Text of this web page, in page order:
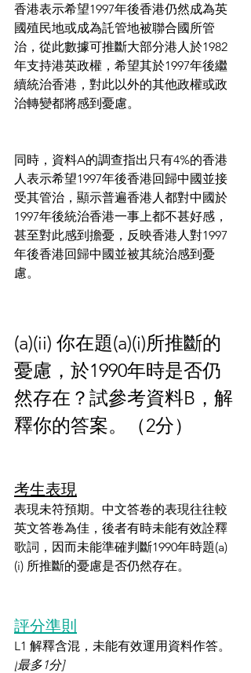
香港表示希望1997年後香港仍然成為英
國殖民地或成為託管地被聯合國所管
治，從此數據可推斷大部分港人於1982
年支持港英政權，希望其於1997年後繼
續統治香港，對此以外的其他政權或政
治轉變都將感到憂慮。
同時，資料A的調查指出只有4%的香港
人表示希望1997年後香港回歸中國並接
受其管治，顯示普遍香港人都對中國於
1997年後統治香港一事上都不甚好感，
甚至對此感到擔憂，反映香港人對1997
年後香港回歸中國並被其統治感到憂
慮。
(a)(ii) 你在題(a)(i)所推斷的
憂慮，於1990年時是否仍
然存在？試參考資料B，解
釋你的答案。（2分）
考生表現
表現未符預期。中文答卷的表現往往較
英文答卷為佳，後者有時未能有效詮釋
歌詞，因而未能準確判斷1990年時題(a)
(i) 所推斷的憂慮是否仍然存在。
評分準則
L1 解釋含混，未能有效運用資料作答。
[最多1分]